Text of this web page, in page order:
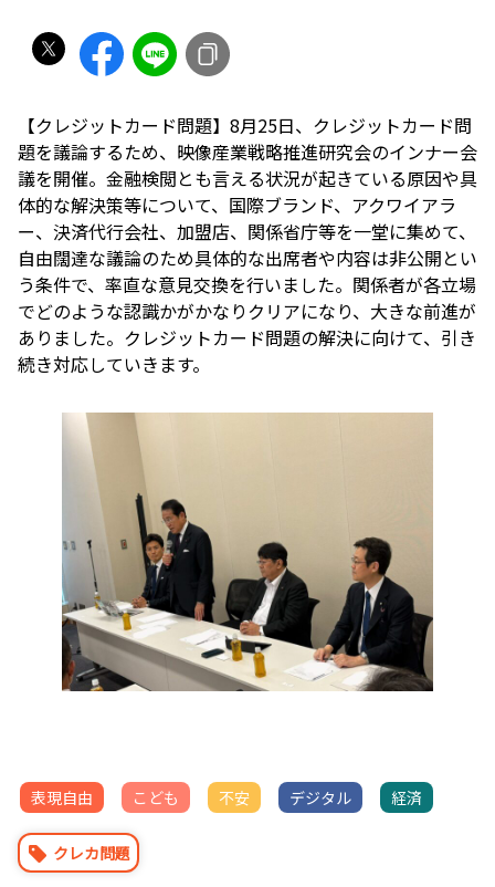
【クレジットカード問題】8月25日、クレジットカード問
題を議論するため、映像産業戦略推進研究会のインナー会
議を開催。金融検閲とも言える状況が起きている原因や具
体的な解決策等について、国際ブランド、アクワイアラ
ー、決済代行会社、加盟店、関係省庁等を一堂に集めて、
自由闊達な議論のため具体的な出席者や内容は非公開とい
う条件で、率直な意見交換を行いました。関係者が各立場
でどのような認識かがかなりクリアになり、大きな前進が
ありました。クレジットカード問題の解決に向けて、引き
続き対応していきます。
表現自由 こども 不安 デジタル 経済
クレカ問題